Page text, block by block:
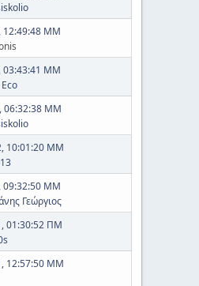
12:49:48 ΜΜ
03:43:41 ΜΜ
06:32:38 ΜΜ
10:01:20 ΜΜ
09:32:50 ΜΜ
Γεώργιος
01:30:52 ΠΜ
12:57:50 ΜΜ